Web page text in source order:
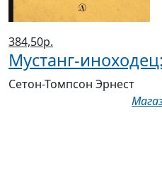
384,50р.
Мустанг-
Сетон-Томпсон Эрнест